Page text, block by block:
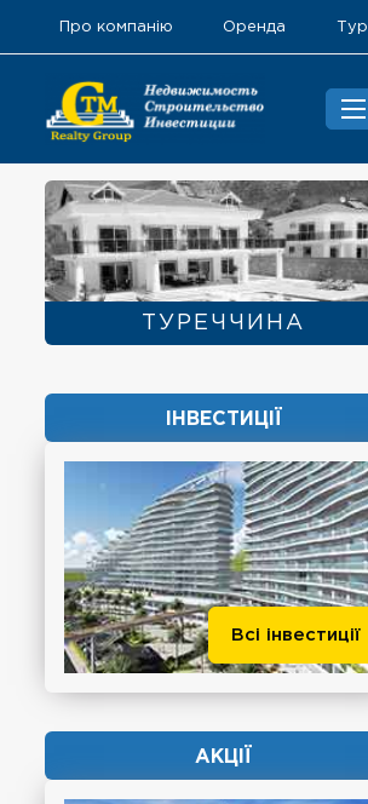
Про компанію Оренда Тур
ТУРЕЧЧИНА
ІНВЕСТИЦІЇ
Всі інвестиції
АКЦІЇ